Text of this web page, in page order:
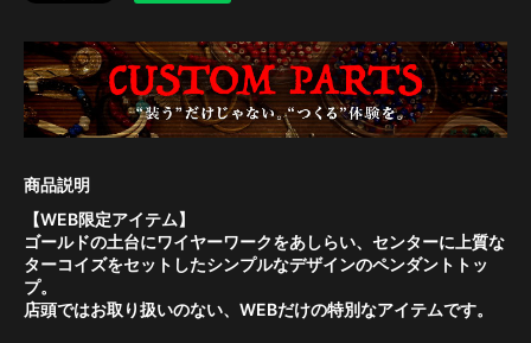
【WEB限定アイテム】
ゴールドの土台にワイヤーワークをあしらい、センターに上質な
ターコイズをセットしたシンプルなデザインのペンダントトッ
プ。
店頭ではお取り扱いのない、WEBだけの特別なアイテムです。